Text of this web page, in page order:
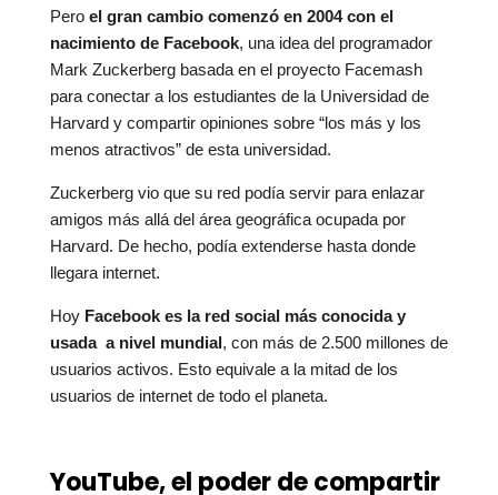
Pero el gran cambio comenzó en 2004 con el
nacimiento de Facebook, una idea del programador
Mark Zuckerberg basada en el proyecto Facemash
para conectar a los estudiantes de la Universidad de
Harvard y compartir opiniones sobre “los más y los
menos atractivos” de esta universidad.
Zuckerberg vio que su red podía servir para enlazar
amigos más allá del área geográfica ocupada por
Harvard. De hecho, podía extenderse hasta donde
llegara internet.
Hoy Facebook es la red social más conocida y
usada a nivel mundial, con más de 2.500 millones de
usuarios activos. Esto equivale a la mitad de los
usuarios de internet de todo el planeta.
YouTube, el poder de compartir